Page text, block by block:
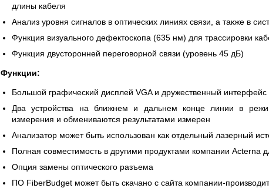
длины кабеля
Анализ уровня сигналов в оптических линиях связи, а также в
Функция визуального дефектоскопа (635 нм) для трассировки
Функция двусторонней переговорной связи (уровень 45 дБ)
Функции:
Большой графический дисплей VGA и дружественный интерфейс
Два устройства на ближнем и дальнем конце линии в
измерения и обмениваются результатами измерен
Анализатор может быть использован как отдельный лазерный
Полная совместимость в другими продуктами компании Acterna
Опция замены оптического разъема
ПО FiberBudget может быть скачано с сайта компании-